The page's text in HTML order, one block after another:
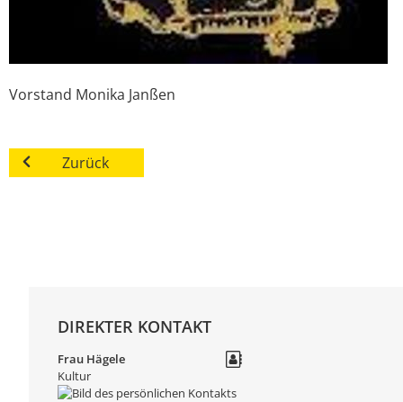
Vorstand Monika Janßen
Zurück
DIREKTER KONTAKT
Frau Hägele
Kultur